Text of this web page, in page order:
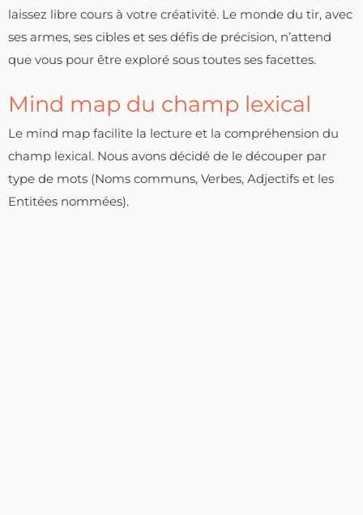
laissez libre cours à votre créativité. Le monde du tir, avec
ses armes, ses cibles et ses défis de précision, n’attend
que vous pour être exploré sous toutes ses facettes.
Mind map du champ lexical
Le mind map facilite la lecture et la compréhension du
champ lexical. Nous avons décidé de le découper par
type de mots (Noms communs, Verbes, Adjectifs et les
Entitées nommées).